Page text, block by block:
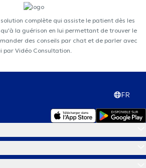
complète qui assiste le patient dès les
la guérison en lui permettant de trouver le
des conseils par chat et de parler avec
par Vidéo Consultation.
FR